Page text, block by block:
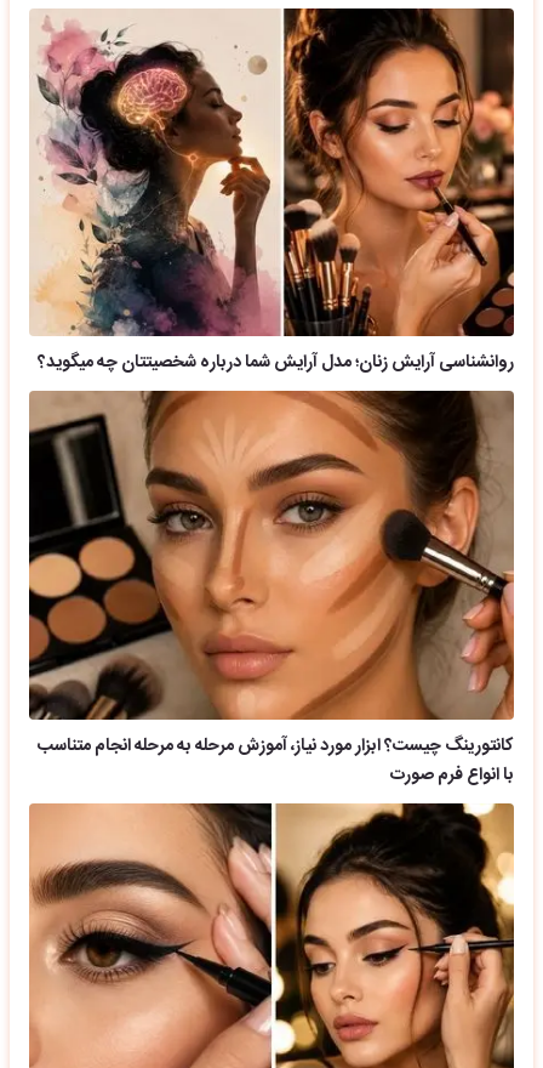
روانشناسی آرایش زنان؛ مدل آرایش شما درباره شخصیتتان چه میگوید؟
کانتورینگ چیست؟ ابزار مورد نیاز، آموزش مرحله به مرحله انجام متناسب
با انواع فرم صورت